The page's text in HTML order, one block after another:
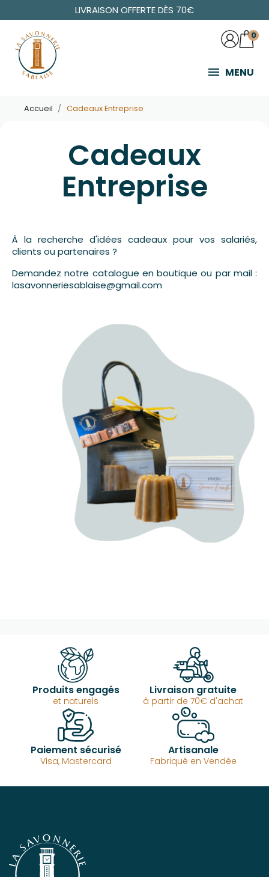
LIVRAISON OFFERTE DÈS 70€
MENU
0
Accueil Cadeaux Entreprise
Cadeaux
Entreprise
À la recherche d'idées cadeaux pour vos salariés,
clients ou partenaires ?
Demandez notre catalogue en boutique ou par mail :
lasavonneriesablaise@gmail.com
Produits engagés
et naturels
Livraison gratuite
à partir de 70€ d'achat
Paiement sécurisé
Visa, Mastercard
Artisanale
Fabriqué en Vendée